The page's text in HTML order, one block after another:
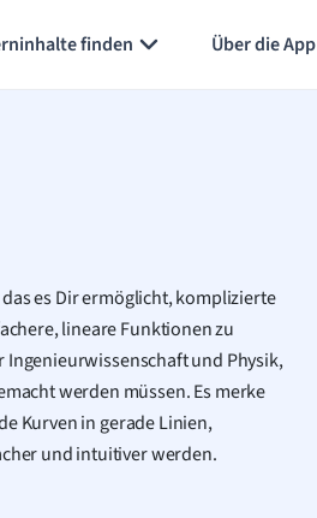
finden Über die App
es Dir ermöglicht, komplizierte
lineare Funktionen zu
und Physik,
werden müssen. Es merke
Kurven in gerade Linien,
und intuitiver werden.